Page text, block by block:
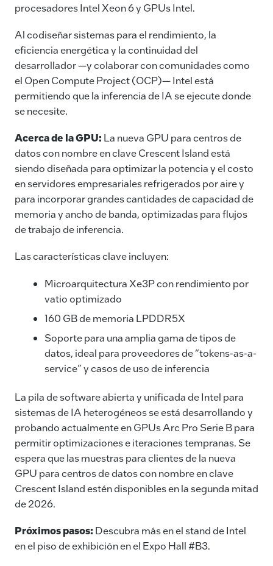
procesadores Intel Xeon 6 y GPUs Intel.
Al codiseñar sistemas para el rendimiento, la
eficiencia energética y la continuidad del
desarrollador —y colaborar con comunidades como
el Open Compute Project (OCP)— Intel está
permitiendo que la inferencia de IA se ejecute donde
se necesite.
Acerca de la GPU: La nueva GPU para centros de
datos con nombre en clave Crescent Island está
siendo diseñada para optimizar la potencia y el costo
en servidores empresariales refrigerados por aire y
para incorporar grandes cantidades de capacidad de
memoria y ancho de banda, optimizadas para flujos
de trabajo de inferencia.
Las características clave incluyen:
Microarquitectura Xe3P con rendimiento por
vatio optimizado
160 GB de memoria LPDDR5X
Soporte para una amplia gama de tipos de
datos, ideal para proveedores de “tokens-as-a-
service” y casos de uso de inferencia
La pila de software abierta y unificada de Intel para
sistemas de IA heterogéneos se está desarrollando y
probando actualmente en GPUs Arc Pro Serie B para
permitir optimizaciones e iteraciones tempranas. Se
espera que las muestras para clientes de la nueva
GPU para centros de datos con nombre en clave
Crescent Island estén disponibles en la segunda mitad
de 2026.
Próximos pasos: Descubra más en el stand de Intel
en el piso de exhibición en el Expo Hall #B3.